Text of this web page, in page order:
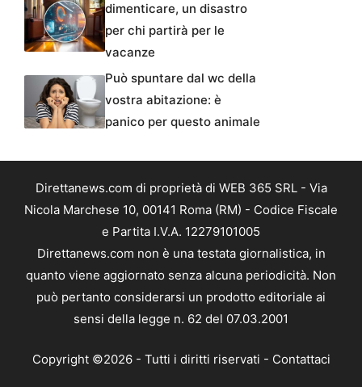
dimenticare, un disastro
per chi partirà per le
vacanze
Può spuntare dal wc della
vostra abitazione: è
panico per questo animale
Direttanews.com di proprietà di WEB 365 SRL - Via
Nicola Marchese 10, 00141 Roma (RM) - Codice Fiscale
e Partita I.V.A. 12279101005
Direttanews.com non è una testata giornalistica, in
quanto viene aggiornato senza alcuna periodicità. Non
può pertanto considerarsi un prodotto editoriale ai
sensi della legge n. 62 del 07.03.2001
Copyright ©2026 - Tutti i diritti riservati - Contattaci